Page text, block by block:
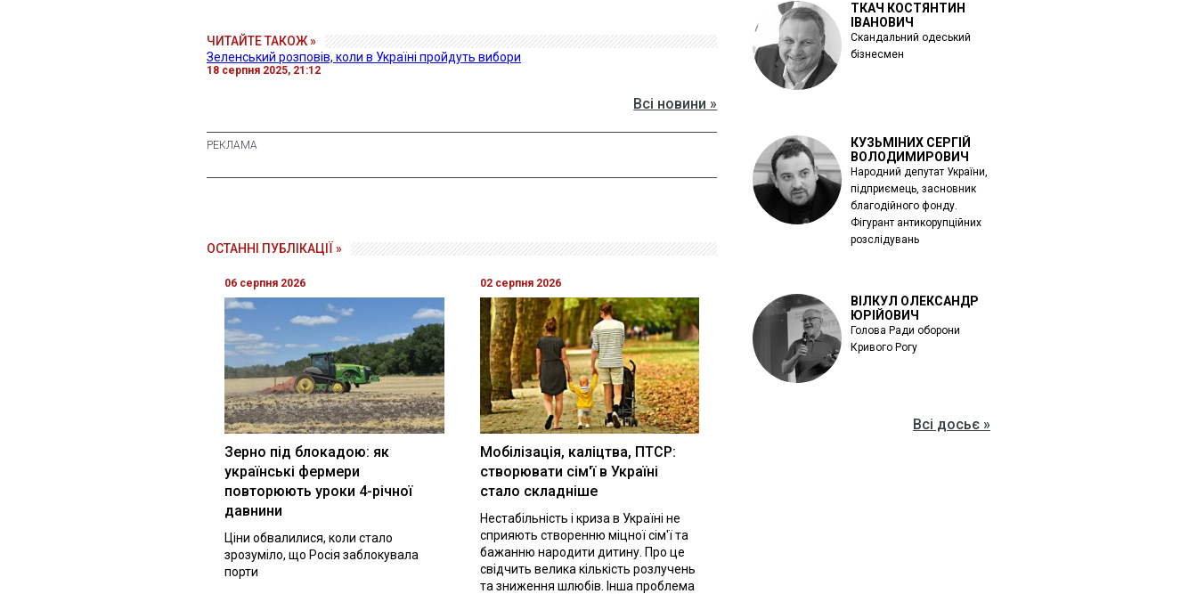
ЧИТАЙТЕ ТАКОЖ »
Зеленський розповів, коли в Україні пройдуть вибори
18 серпня 2025, 21:12
Всі новини »
ОСТАННІ ПУБЛІКАЦІЇ »
06 серпня 2026
Зерно під блокадою: як
українські фермери
повторюють уроки 4-річної
давнини
Ціни обвалилися, коли стало
зрозуміло, що Росія заблокувала
порти
02 серпня 2026
Мобілізація, каліцтва, ПТСР:
створювати сім'ї в Україні
стало складніше
Нестабільність і криза в Україні не
сприяють створенню міцної сім'ї та
бажанню народити дитину. Про це
свідчить велика кількість розлучень
та зниження шлюбів. Інша проблема
ТКАЧ КОСТЯНТИН
ІВАНОВИЧ
Скандальний одеський
бізнесмен
КУЗЬМІНИХ СЕРГІЙ
ВОЛОДИМИРОВИЧ
Народний депутат України,
підприємець, засновник
благодійного фонду.
Фігурант антикорупційних
розслідувань
ВІЛКУЛ ОЛЕКСАНДР
ЮРІЙОВИЧ
Голова Ради оборони
Кривого Рогу
Всі досьє »